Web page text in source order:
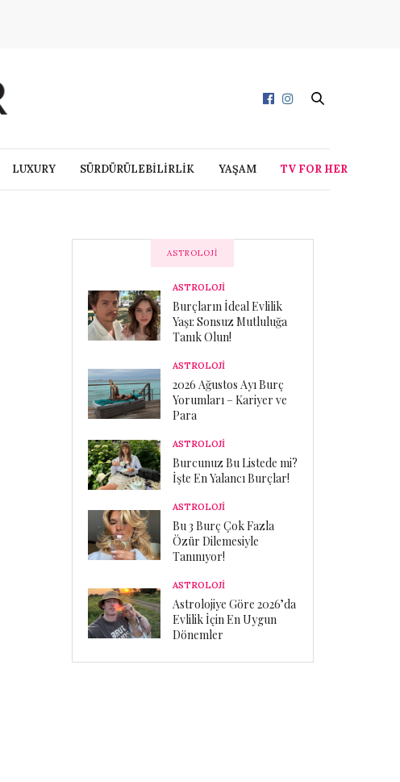
LUXURY SÜRDÜRÜLEBİLİRLİK YAŞAM TV FOR HER
ASTROLOJI
ASTROLOJİ
Burçların İdeal Evlilik
Yaşı: Sonsuz Mutluluğa
Tanık Olun!
ASTROLOJİ
2026 Ağustos Ayı Burç
Yorumları – Kariyer ve
Para
ASTROLOJİ
Burcunuz Bu Listede mi?
İşte En Yalancı Burçlar!
ASTROLOJİ
Bu 3 Burç Çok Fazla
Özür Dilemesiyle
Tanınıyor!
ASTROLOJİ
Astrolojiye Göre 2026’da
Evlilik İçin En Uygun
Dönemler